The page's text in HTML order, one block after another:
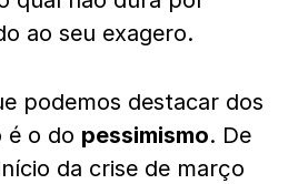
ao seu exagero.
podemos destacar dos
é o do pessimismo. De
da crise de março